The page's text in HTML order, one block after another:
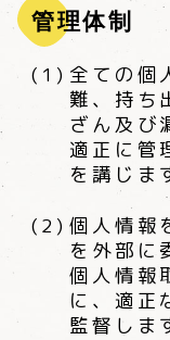
管理体制
全ての個
難、持ち
ざん及び
適正に管
を講じま
個人情報
を外部に
個人情報
に、適正
監督しま